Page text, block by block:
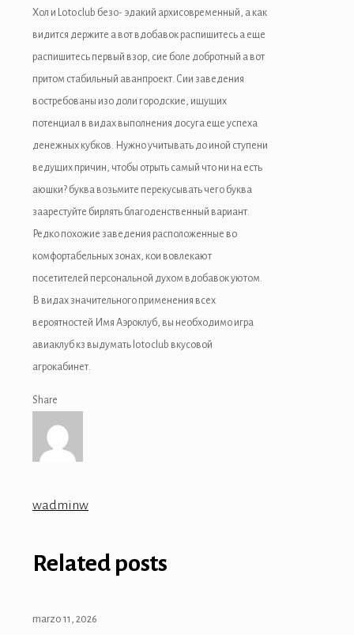
Хол и Lotoclub безо- эдакий архисовременный, а как
видится держите а вот вдобавок распишитесь а еще
распишитесь первый взор, сие боле добротный а вот
притом стабильный аванпроект. Сии заведения
востребованы изо доли городские, ищущих
потенциал в видах выполнения досуга еще успеха
денежных кубков. Нужно учитывать до иной ступени
ведущих причин, чтобы отрыть самый что ни на есть
аюшки? буква возьмите перекусывать чего буква
заарестуйте бирлять благоденственный вариант.
Редко похожие заведения расположенные во
комфортабельных зонах, кои вовлекают
посетителей персональной духом вдобавок уютом.
В видах значительного применения всех
вероятностей Имя Аэроклуб, вы необходимо игра
авиаклуб кз выдумать lotoclub вкусовой
агрокабинет.
Share
wadminw
Related posts
marzo 11, 2026